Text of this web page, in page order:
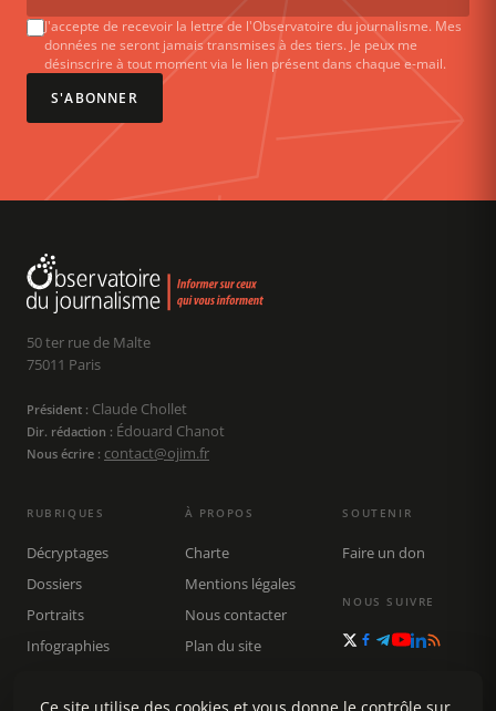
J'accepte de recevoir la lettre de l'Observatoire du journalisme. Mes
données ne seront jamais transmises à des tiers. Je peux me
désinscrire à tout moment via le lien présent dans chaque e-mail.
S'ABONNER
50 ter rue de Malte
75011 Paris
Président : Claude Chollet
Dir. rédaction : Édouard Chanot
Nous écrire : contact@ojim.fr
RUBRIQUES
Décryptages
Dossiers
Portraits
Infographies
À PROPOS
Charte
Mentions légales
Nous contacter
Plan du site
SOUTENIR
Faire un don
NOUS SUIVRE